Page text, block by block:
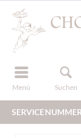
Menü Suchen
registrieren
SERVICENUMMER